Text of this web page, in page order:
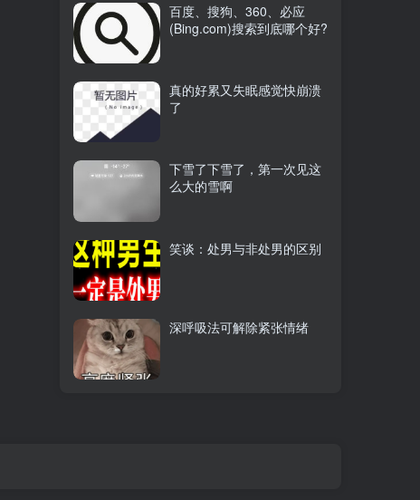
百度、搜狗、360、必应
(Bing.com)搜索到底哪个好?
真的好累又失眠感觉快崩溃
了
下雪了下雪了，第一次见这
么大的雪啊
笑谈：处男与非处男的区别
深呼吸法可解除紧张情绪